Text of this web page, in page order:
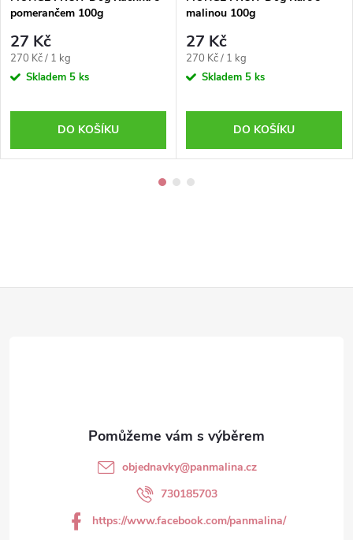
pomerančem 100g
27 Kč
Měrná
cena:
270 Kč / 1 kg
Skladem 5 ks
DO KOŠÍKU
malinou 100g
27 Kč
Měrná
cena:
270 Kč / 1 kg
Skladem 5 ks
DO KOŠÍKU
objednavky@panmalina.cz
730185703
https://www.facebook.com/panmalina/